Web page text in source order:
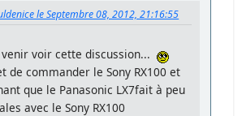
le Septembre 08, 2012, 21:16:55
venir voir cette discussion...
de commander le Sony RX100 et
que le Panasonic LX7fait à peu
avec le Sony RX100